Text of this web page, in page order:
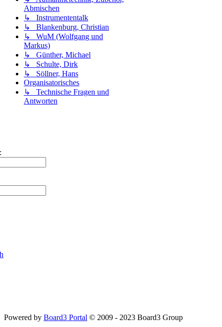
Abmischen
↳ Instrumententalk
↳ Blankenburg, Christian
↳ WuM (Wolfgang und
Markus)
↳ Günther, Michael
↳ Schulte, Dirk
↳ Söllner, Hans
Organisatorisches
↳ Technische Fragen und
Antworten
Powered by Board3 Portal © 2009 - 2023 Board3 Group